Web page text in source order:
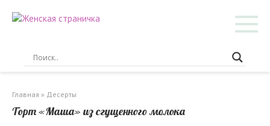
Главная » Десерты
Торт «Маша» из сгущенного молока